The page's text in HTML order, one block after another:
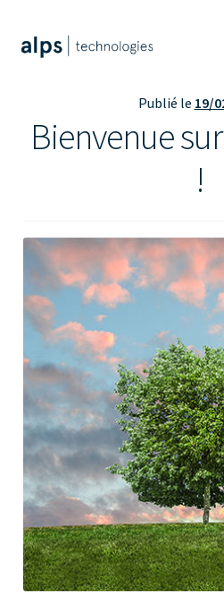
Aller
à
Aller
au
Technologie
Publié le 19/
Bienvenue
!